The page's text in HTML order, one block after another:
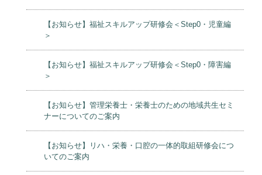
【お知らせ】福祉スキルアップ研修会＜Step0・児童編
＞
【お知らせ】福祉スキルアップ研修会＜Step0・障害編
＞
【お知らせ】管理栄養士・栄養士のための地域共生セミ
ナーについてのご案内
【お知らせ】リハ・栄養・口腔の一体的取組研修会につ
いてのご案内